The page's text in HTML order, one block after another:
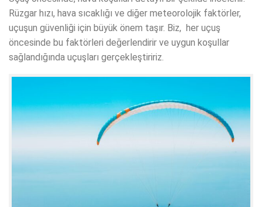
Rüzgar hızı, hava sıcaklığı ve diğer meteorolojik faktörler,
uçuşun güvenliği için büyük önem taşır. Biz, her uçuş
öncesinde bu faktörleri değerlendirir ve uygun koşullar
sağlandığında uçuşları gerçekleştiririz.